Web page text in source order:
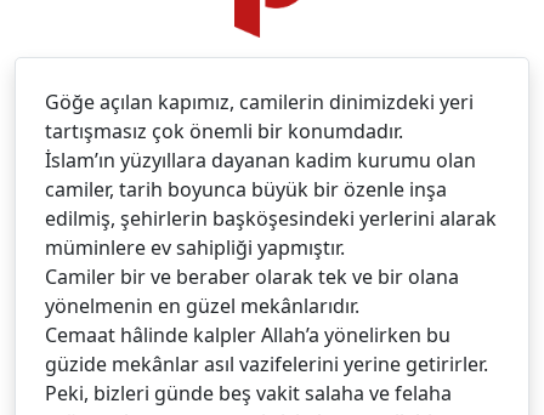
Göğe açılan kapımız, camilerin dinimizdeki yeri
tartışmasız çok önemli bir konumdadır.
İslam’ın yüzyıllara dayanan kadim kurumu olan
camiler, tarih boyunca büyük bir özenle inşa
edilmiş, şehirlerin başköşesindeki yerlerini alarak
müminlere ev sahipliği yapmıştır.
Camiler bir ve beraber olarak tek ve bir olana
yönelmenin en güzel mekânlarıdır.
Cemaat hâlinde kalpler Allah’a yönelirken bu
güzide mekânlar asıl vazifelerini yerine getirirler.
Peki, bizleri günde beş vakit salaha ve felaha